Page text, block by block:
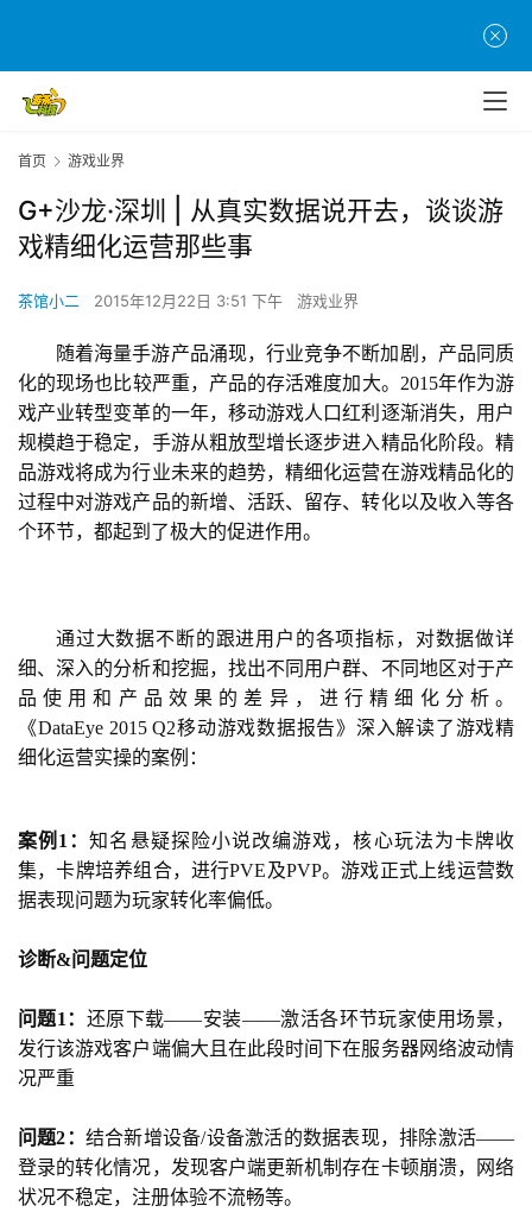
首页 游戏业界
G+沙龙·深圳 | 从真实数据说开去，谈谈游
戏精细化运营那些事
茶馆小二 2015年12月22日 3:51 下午 游戏业界
随着海量手游产品涌现，行业竞争不断加剧，产品同质
化的现场也比较严重，产品的存活难度加大。2015年作为游
戏产业转型变革的一年，移动游戏人口红利逐渐消失，用户
规模趋于稳定，手游从粗放型增长逐步进入精品化阶段。精
品游戏将成为行业未来的趋势，精细化运营在游戏精品化的
过程中对游戏产品的新增、活跃、留存、转化以及收入等各
个环节，都起到了极大的促进作用。
通过大数据不断的跟进用户的各项指标，对数据做详
细、深入的分析和挖掘，找出不同用户群、不同地区对于产
品使用和产品效果的差异，进行精细化分析。
《DataEye 2015 Q2移动游戏数据报告》深入解读了游戏精
细化运营实操的案例：
案例1：知名悬疑探险小说改编游戏，核心玩法为卡牌收
集，卡牌培养组合，进行PVE及PVP。游戏正式上线运营数
据表现问题为玩家转化率偏低。
诊断&问题定位
问题1： 还原下载——安装——激活各环节玩家使用场景，
发行该游戏客户端偏大且在此段时间下在服务器网络波动情
况严重
问题2： 结合新增设备/设备激活的数据表现，排除激活——
登录的转化情况，发现客户端更新机制存在卡顿崩溃，网络
状况不稳定，注册体验不流畅等。